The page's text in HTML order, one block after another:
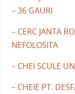
– 36 GAURI
– CERC JANTA
NEFOLOSITA
– CHEI SCULE
– CHEIE PT.